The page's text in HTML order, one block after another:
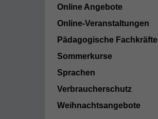
Online Angebote
Online-Veranstaltungen
Pädagogische Fachkräfte
Sommerkurse
Sprachen
Verbraucherschutz
Weihnachtsangebote